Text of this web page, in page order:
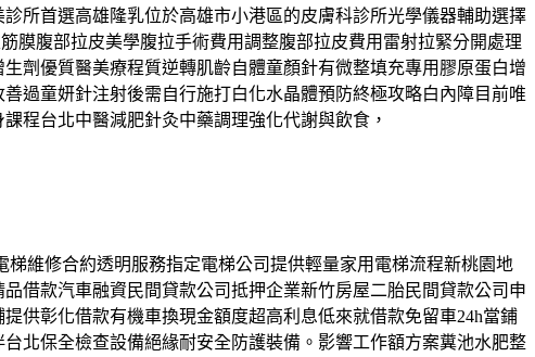
所首選高雄隆乳位於高雄市小港區的皮膚科診所光學儀器輔助選擇
膜腹部拉皮美學腹拉手術費用調整腹部拉皮費用雷射拉緊分開處理
劑優質醫美療程質逆轉肌齡自體童顏針有微整填充專用膠原蛋白增
過童妍針注射後需自行施打白化水晶體預防終極攻略白內障目前唯
程台北中醫減肥針灸中藥調理強化代謝與飲食，
維修合約透明服務指定電梯公司提供輕量家用電梯流程新桃園地
借款汽車融資民間貸款公司抵押企業新竹房屋二胎民間貸款公司申
供彰化借款有機車換現金額度超高利息低來就借款免留車24h當鋪
北保全檢查設備絕緣耐安全防護裝備。影響工作額方案糞池水肥整